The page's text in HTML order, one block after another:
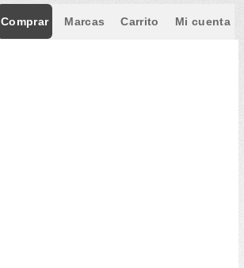
Comprar Marcas Carrito Mi cuenta